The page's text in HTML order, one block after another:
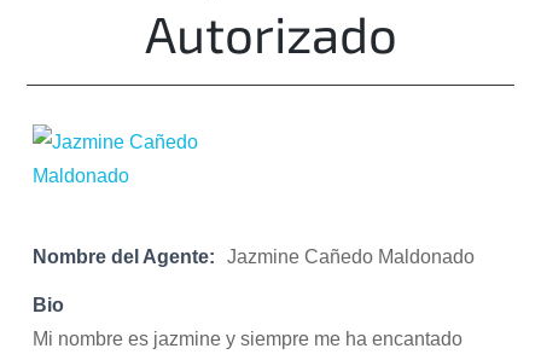
Autorizado
Nombre del Agente: Jazmine Cañedo Maldonado
Bio
Mi nombre es jazmine y siempre me ha encantado